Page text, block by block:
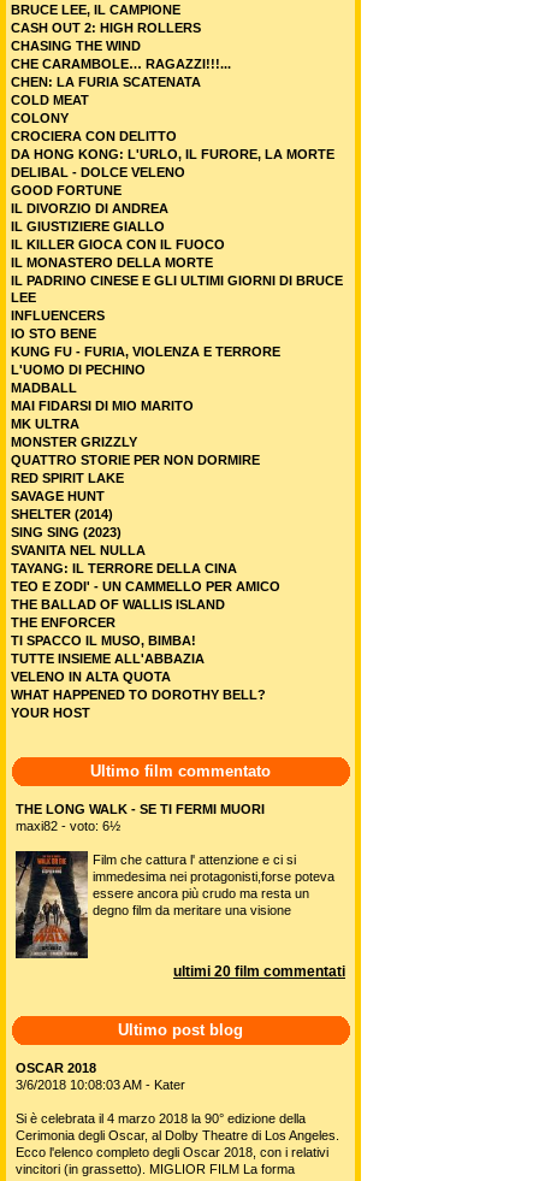
BRUCE LEE, IL CAMPIONE
CASH OUT 2: HIGH ROLLERS
CHASING THE WIND
CHE CARAMBOLE… RAGAZZI!!!...
CHEN: LA FURIA SCATENATA
COLD MEAT
COLONY
CROCIERA CON DELITTO
DA HONG KONG: L'URLO, IL FURORE, LA MORTE
DELIBAL - DOLCE VELENO
GOOD FORTUNE
IL DIVORZIO DI ANDREA
IL GIUSTIZIERE GIALLO
IL KILLER GIOCA CON IL FUOCO
IL MONASTERO DELLA MORTE
IL PADRINO CINESE E GLI ULTIMI GIORNI DI BRUCE
LEE
INFLUENCERS
IO STO BENE
KUNG FU - FURIA, VIOLENZA E TERRORE
L'UOMO DI PECHINO
MADBALL
MAI FIDARSI DI MIO MARITO
MK ULTRA
MONSTER GRIZZLY
QUATTRO STORIE PER NON DORMIRE
RED SPIRIT LAKE
SAVAGE HUNT
SHELTER (2014)
SING SING (2023)
SVANITA NEL NULLA
TAYANG: IL TERRORE DELLA CINA
TEO E ZODI' - UN CAMMELLO PER AMICO
THE BALLAD OF WALLIS ISLAND
THE ENFORCER
TI SPACCO IL MUSO, BIMBA!
TUTTE INSIEME ALL'ABBAZIA
VELENO IN ALTA QUOTA
WHAT HAPPENED TO DOROTHY BELL?
YOUR HOST
Ultimo film commentato
THE LONG WALK - SE TI FERMI MUORI
maxi82 - voto: 6½
Film che cattura l' attenzione e ci si
immedesima nei protagonisti,forse poteva
essere ancora più crudo ma resta un
degno film da meritare una visione
ultimi 20 film commentati
Ultimo post blog
OSCAR 2018
3/6/2018 10:08:03 AM - Kater
Si è celebrata il 4 marzo 2018 la 90° edizione della
Cerimonia degli Oscar, al Dolby Theatre di Los Angeles.
Ecco l'elenco completo degli Oscar 2018, con i relativi
vincitori (in grassetto). MIGLIOR FILM La forma